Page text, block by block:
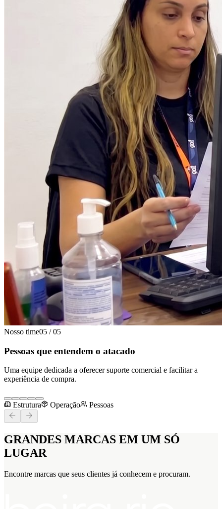
Nosso time05 / 05
Pessoas que entendem o atacado
Uma equipe dedicada a oferecer suporte comercial e facilitar a
experiência de compra.
Estrutura Operação Pessoas
GRANDES MARCAS EM UM SÓ
LUGAR
Encontre marcas que seus clientes já conhecem e procuram.